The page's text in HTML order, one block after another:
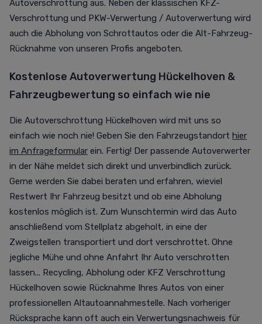
Autoverschrottung aus. Neben der klassischen KFZ-
Verschrottung und PKW-Verwertung / Autoverwertung wird
auch die Abholung von Schrottautos oder die Alt-Fahrzeug-
Rücknahme von unseren Profis angeboten.
Kostenlose Autoverwertung Hückelhoven &
Fahrzeugbewertung so einfach wie nie
Die Autoverschrottung Hückelhoven wird mit uns so
einfach wie noch nie! Geben Sie den Fahrzeugstandort hier
im Anfrageformular ein. Fertig! Der passende Autoverwerter
in der Nähe meldet sich direkt und unverbindlich zurück.
Gerne werden Sie dabei beraten und erfahren, wieviel
Restwert Ihr Fahrzeug besitzt und ob eine Abholung
kostenlos möglich ist. Zum Wunschtermin wird das Auto
anschließend vom Stellplatz abgeholt, in eine der
Zweigstellen transportiert und dort verschrottet. Ohne
jegliche Mühe und ohne Anfahrt Ihr Auto verschrotten
lassen... Recycling, Abholung oder KFZ Verschrottung
Hückelhoven sowie Rücknahme Ihres Autos von einer
professionellen Altautoannahmestelle. Nach vorheriger
Rücksprache kann oft auch ein Verwertungsnachweis für